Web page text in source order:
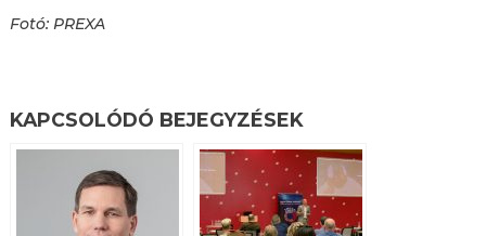
Fotó: PREXA
KAPCSOLÓDÓ BEJEGYZÉSEK